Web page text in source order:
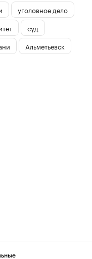
уголовное дело
суд
Альметьевск